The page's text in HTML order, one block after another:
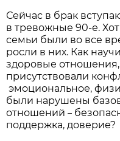
Сейчас в брак
в тревожные 90-е.
семьи были во все
росли в них. Как
здоровые
присутствовали
эмоциональное,
были нарушены
отношений–
поддержка, доверие?